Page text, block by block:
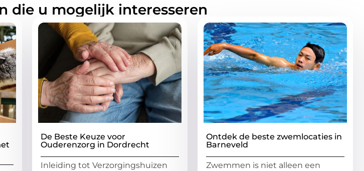
die u mogelijk interesseren
De Beste Keuze voor
Ouderenzorg in Dordrecht
Inleiding tot Verzorgingshuizen
Ontdek de beste zwemlocaties in
Barneveld
Zwemmen is niet alleen een